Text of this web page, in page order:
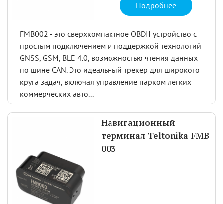
Подробнее
FMB002 - это сверхкомпактное OBDII устройство с
простым подключением и поддержкой технологий
GNSS, GSM, BLE 4.0, возможностью чтения данных
по шине CAN. Это идеальный трекер для широкого
круга задач, включая управление парком легких
коммерческих авто...
Навигационный
терминал Teltonika FMB
003